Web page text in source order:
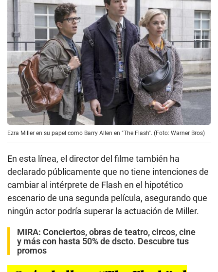
Ezra Miller en su papel como Barry Allen en "The Flash". (Foto: Warner Bros)
En esta línea, el director del filme también ha
declarado públicamente que no tiene intenciones de
cambiar al intérprete de Flash en el hipotético
escenario de una segunda película, asegurando que
ningún actor podría superar la actuación de Miller.
MIRA: Conciertos, obras de teatro, circos, cine
y más con hasta 50% de dscto. Descubre tus
promos